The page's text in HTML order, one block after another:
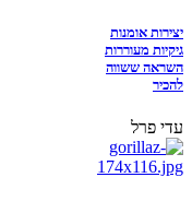
יצירות אומנות
גיקיות מעוררות
השראה ששווה
להכיר
עדי פרל